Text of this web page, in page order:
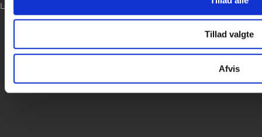
Tillad valgte
Afvis
LOG IND